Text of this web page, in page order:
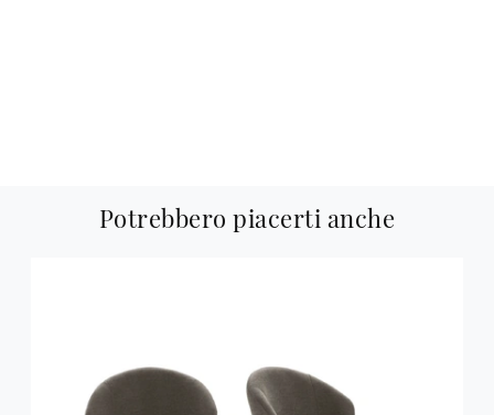
Potrebbero piacerti anche